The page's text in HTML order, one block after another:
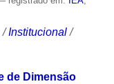
/Institucional /
de Dimensão